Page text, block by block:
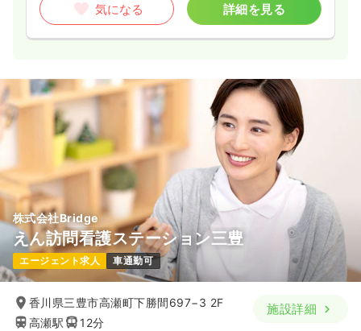
気になる 詳細を見る
株式会社Bridge
えん訪問看護ステーション三豊
エージェント求人 車通勤可
香川県三豊市高瀬町下勝間697−3 2F
高瀬駅
12分
施設詳細